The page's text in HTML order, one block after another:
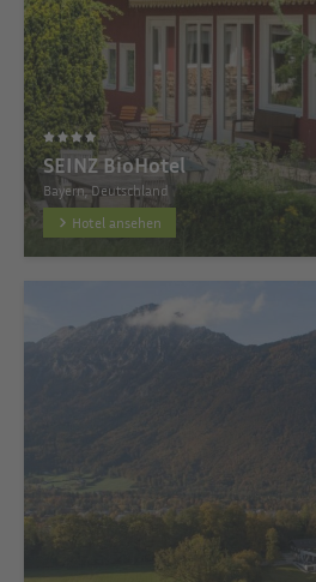
SEINZ BioHotel
Bayern, Deutschland
Hotel ansehen